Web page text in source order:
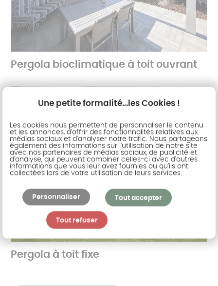
Pergola bioclimatique à toit ouvrant
Pergola à toit fixe
Une petite formalité...les Cookies !
Les cookies nous permettent de personnaliser le contenu
et les annonces, d'offrir des fonctionnalités relatives aux
médias sociaux et d'analyser notre trafic. Nous partageons
également des informations sur l'utilisation de notre site
avec nos partenaires de médias sociaux, de publicité et
d'analyse, qui peuvent combiner celles-ci avec d'autres
informations que vous leur avez fournies ou qu'ils ont
collectées lors de votre utilisation de leurs services.
Tout accepter
Tout refuser
Personnaliser